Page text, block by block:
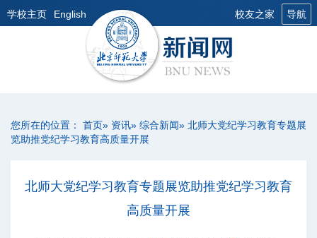
学校主页 English 校友之家 导航
您所在的位置： 首页» 资讯» 综合新闻» 北师大党纪学习教育专题展
览助推党纪学习教育高质量开展
北师大党纪学习教育专题展览助推党纪学习教育
高质量开展